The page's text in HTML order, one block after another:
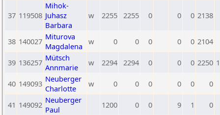
37 119508
Mihok-
Juhasz
Barbara
w 2255 2255 0 0 0 2138
38 140027 Miturova
Magdalena
w 0 0 0 0 0 2104
39 136257 Mütsch
Annmarie
w 2294 2294 0 0 0 2250
40 149093 Neuberger
Charlotte
w 0 0 0 0 0 0
41 149092 Neuberger
Paul
1200 0 0 9 1 0